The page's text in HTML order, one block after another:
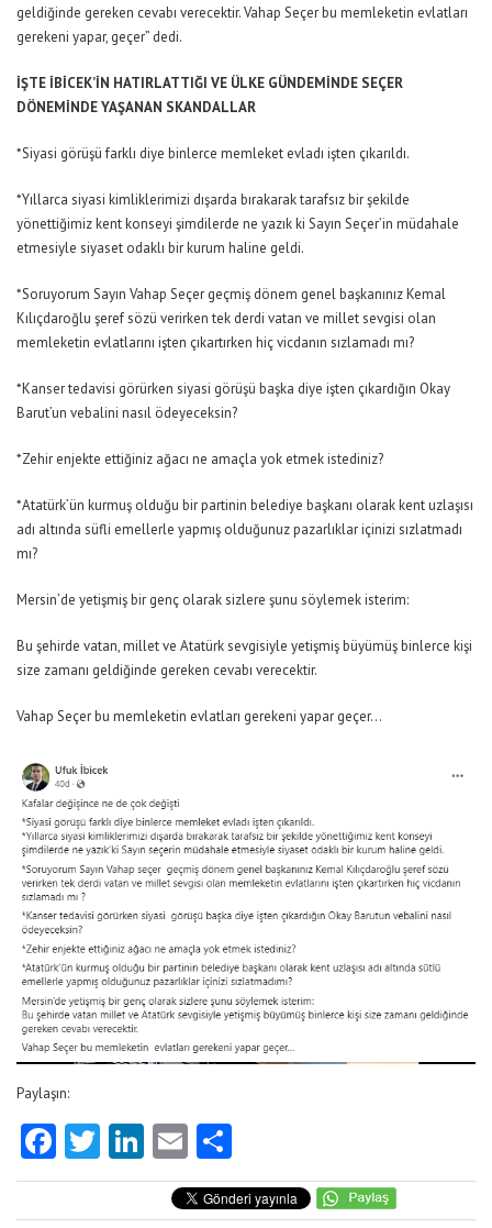
geldiğinde gereken cevabı verecektir. Vahap Seçer bu memleketin evlatları
gerekeni yapar, geçer” dedi.
İŞTE İBİCEK’İN HATIRLATTIĞI VE ÜLKE GÜNDEMİNDE SEÇER
DÖNEMİNDE YAŞANAN SKANDALLAR
*Siyasi görüşü farklı diye binlerce memleket evladı işten çıkarıldı.
*Yıllarca siyasi kimliklerimizi dışarda bırakarak tarafsız bir şekilde
yönettiğimiz kent konseyi şimdilerde ne yazık ki Sayın Seçer’in müdahale
etmesiyle siyaset odaklı bir kurum haline geldi.
*Soruyorum Sayın Vahap Seçer geçmiş dönem genel başkanınız Kemal
Kılıçdaroğlu şeref sözü verirken tek derdi vatan ve millet sevgisi olan
memleketin evlatlarını işten çıkartırken hiç vicdanın sızlamadı mı?
*Kanser tedavisi görürken siyasi görüşü başka diye işten çıkardığın Okay
Barut’un vebalini nasıl ödeyeceksin?
*Zehir enjekte ettiğiniz ağacı ne amaçla yok etmek istediniz?
*Atatürk’ün kurmuş olduğu bir partinin belediye başkanı olarak kent uzlaşısı
adı altında süfli emellerle yapmış olduğunuz pazarlıklar içinizi sızlatmadı
mı?
Mersin’de yetişmiş bir genç olarak sizlere şunu söylemek isterim:
Bu şehirde vatan, millet ve Atatürk sevgisiyle yetişmiş büyümüş binlerce kişi
size zamanı geldiğinde gereken cevabı verecektir.
Vahap Seçer bu memleketin evlatları gerekeni yapar geçer…
Paylaşın:
Facebook
Twitter
LinkedIn
Email